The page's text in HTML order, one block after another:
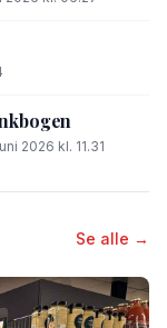
2026 kl. 11.31
Se alle →